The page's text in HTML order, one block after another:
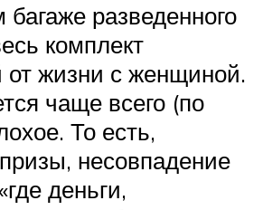
разведенного
комплект
от жизни с женщиной.
чаще всего (по
То есть,
несовпадение
деньги,